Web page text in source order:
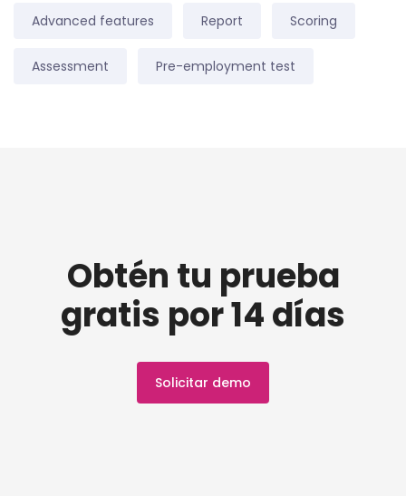
Advanced features Report Scoring
Assessment Pre-employment test
Obtén tu prueba
gratis por 14 días
Solicitar demo